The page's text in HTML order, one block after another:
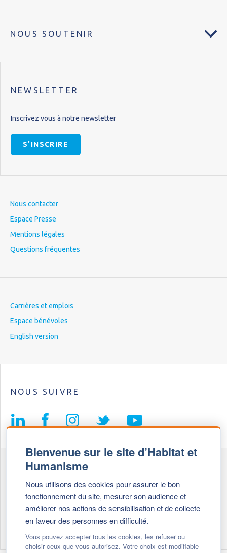
Bienvenue sur le site d’Habitat et
Humanisme
Nous utilisons des cookies pour assurer le bon
fonctionnement du site, mesurer son audience et
améliorer nos actions de sensibilisation et de collecte
en faveur des personnes en difficulté.
Vous pouvez accepter tous les cookies, les refuser ou
choisir ceux que vous autorisez. Votre choix est modifiable
NOUS SOUTENIR
NEWSLETTER
Inscrivez vous à notre newsletter
S'INSCRIRE
Nous contacter
Espace Presse
Mentions légales
Questions fréquentes
Carrières et emplois
Espace bénévoles
English version
NOUS SUIVRE
69647 Caluire et Cuire cedex
+ 33 (0)4 72 27 42 58